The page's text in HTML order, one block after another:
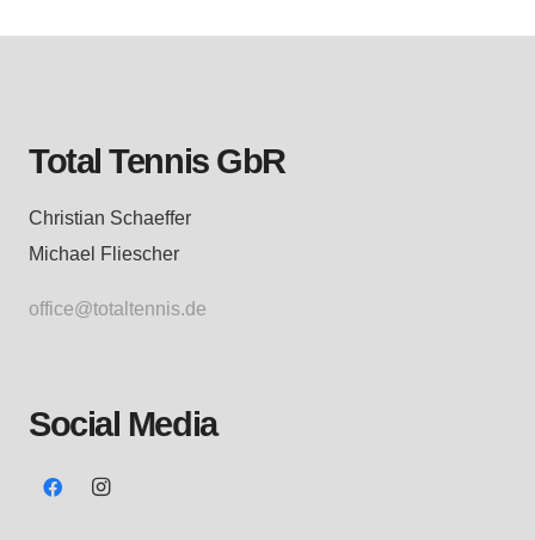
Total Tennis GbR
Christian Schaeffer
Michael Fliescher
office@totaltennis.de
Social Media